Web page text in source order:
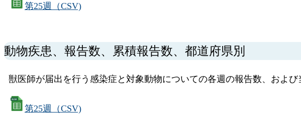
第25週（CSV)
動物疾患、報告数、累積報告数、都道府県別
獣医師が届出を行う感染症と対象動物についての各週の報告数、および
第25週（CSV)